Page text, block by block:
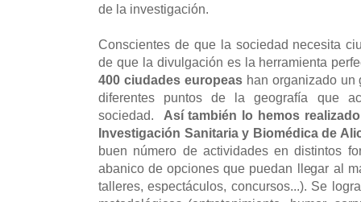
de la investigación.
Conscientes de que la sociedad necesita
de que la divulgación es la herramienta
400 ciudades europeashan organizado un
diferentes puntos de la geografía que
sociedad. Así también lo hemos
Investigación Sanitaria y Biomédica de
buen número de actividades en distintos
abanico de opciones que puedan llegar al
talleres, espectáculos, concursos...). Se